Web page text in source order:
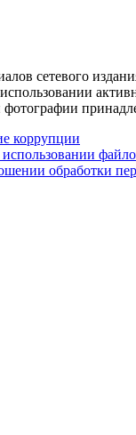
сетевого
фотографии
коррупции
обработки